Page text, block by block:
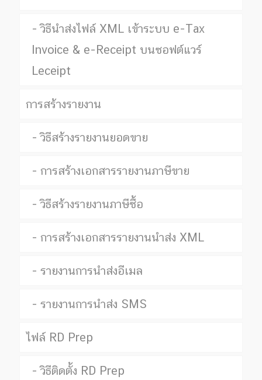
วิธีนำส่งไฟล์ XML เข้าระบบ e-Tax
Invoice & e-Receipt บนซอฟต์แวร์
Leceipt
การสร้างรายงาน
วิธีสร้างรายงานยอดขาย
การสร้างเอกสารรายงานภาษีขาย
วิธีสร้างรายงานภาษีซื้อ
การสร้างเอกสารรายงานนำส่ง XML
รายงานการนำส่งอีเมล
รายงานการนำส่ง SMS
ไฟล์ RD Prep
วิธีติดตั้ง RD Prep